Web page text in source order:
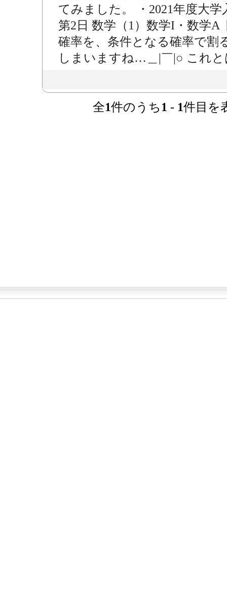
てみました。 ・2021年度大
第2日 数学（1）数学I・数学
確率を、条件となる確率で割
しまいますね…＿|￣|○ これ
全1件のうち 1 - 1件目を